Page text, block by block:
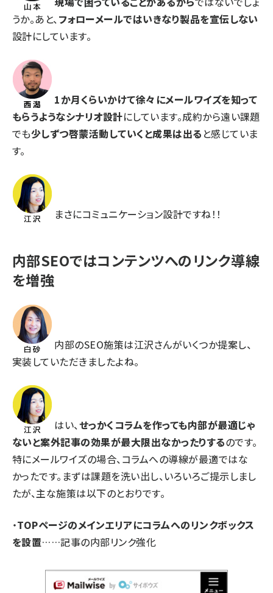
うか。あと、 フォローメールではいきなり製品を宣伝しない
設計にしています。
1か月くらいかけて徐々にメールワイズを知って
もらうようなシナリオ設計にしています。成約から遠い課題
でも少しずつ啓蒙活動していくと成果は出る と感じていま
す。
まさにコミュニケーション設計ですね！！
内部SEOではコンテンツへのリンク導線
を増強
内部のSEO施策は江沢さんがいくつか提案し、
実装していただきましたよね。
はい、せっかくコラムを作っても内部が最適じゃ
ないと案外記事の効果が最大限出なかったりするのです。
特にメールワイズの場合、コラムへの導線が最適ではな
かったです。まずは課題を洗い出し、いろいろご提示しまし
たが、主な施策は以下のとおりです。
・TOPページのメインエリアにコラムへのリンクボックス
を設置……記事の内部リンク強化